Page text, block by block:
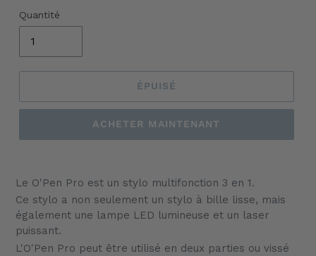
Quantité
ÉPUISÉ
ACHETER MAINTENANT
à
votre
panier
Le O'Pen Pro est un stylo multifonction 3 en 1.
Ce stylo a non seulement un stylo à bille lisse, mais
également une lampe LED lumineuse et un laser
puissant.
L'O'Pen Pro peut être utilisé en deux parties ou vissé